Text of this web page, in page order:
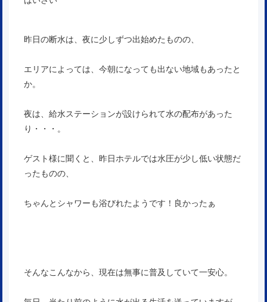
昨日の断水は、夜に少しずつ出始めたものの、
エリアによっては、今朝になっても出ない地域もあったと
か。
夜は、給水ステーションが設けられて水の配布があった
り・・・。
ゲスト様に聞くと、昨日ホテルでは水圧が少し低い状態だ
ったものの、
ちゃんとシャワーも浴びれたようです！良かったぁ
そんなこんなから、現在は無事に普及していて一安心。